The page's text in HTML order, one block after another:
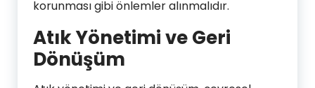
korunması gibi önlemler alınmalıdır.
Atık Yönetimi ve Geri
Dönüşüm